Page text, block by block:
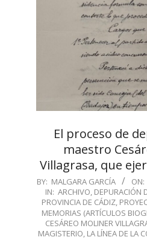
El proceso de
maestro
Villagrasa, que
2024-
04-
30
BY: MALGARA GARCÍA ON:
IN: ARCHIVO, DEPURACIÓN
PROVINCIA DE CÁDIZ,
MEMORIAS (ARTÍCULOS
CESÁREO MOLINER
MAGISTERIO, LA LÍNEA DE LA